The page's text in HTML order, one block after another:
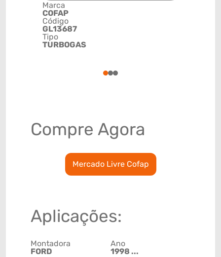
Marca
COFAP
Código
GL13687
Tipo
TURBOGAS
123
Compre Agora
Mercado Livre Cofap
Aplicações:
Montadora
FORD
Ano
1998 ...